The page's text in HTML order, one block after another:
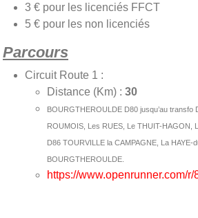
3 € pour les licenciés FFCT
5 € pour les non licenciés
Parcours
Circuit Route 1 :
Distance (Km) : 30
BOURGTHEROULDE D80 jusqu’au transfo
ROUMOIS, Les RUES, Le THUIT-HAGON,
D86 TOURVILLE la CAMPAGNE, La HAYE-
BOURGTHEROULDE.
https://www.openrunner.com/